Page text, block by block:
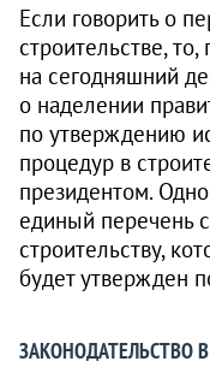
Если говорить о
строительстве,
на сегодняшний
о наделении
по утверждению
процедур в
президентом.
единый перечень
строительству,
будет утвержден
ЗАКОНОДАТЕЛЬСТВО